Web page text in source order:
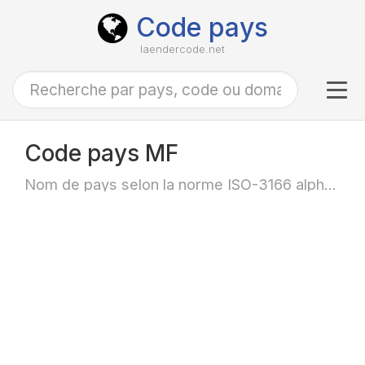
Code pays
laendercode.net
Code pays MF
Nom de pays selon la norme ISO-3166 alpha-2